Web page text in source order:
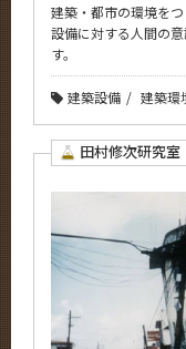
建築・都市の環境を
設備に対する人間の
す。
建築設備 建築環
田村修次研究室